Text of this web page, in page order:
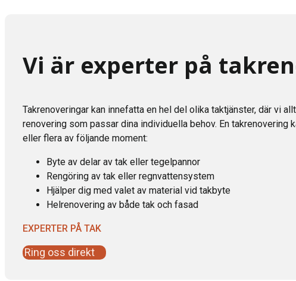
Vi är experter på
Takrenoveringar kan innefatta en hel del olika taktjänster, där vi
renovering som passar dina individuella behov. En takrenovering
eller flera av följande moment:
Byte av delar av tak eller tegelpannor
Rengöring av tak eller regnvattensystem
Hjälper dig med valet av material vid takbyte
Helrenovering av både tak och fasad
EXPERTER PÅ TAK
Ring oss direkt